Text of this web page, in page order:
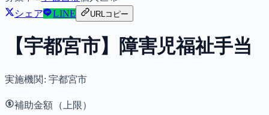
シェア
LINE URLコピー
【宇都宮市】障害児福祉手当
実施機関: 宇都宮市
補助金額（上限）